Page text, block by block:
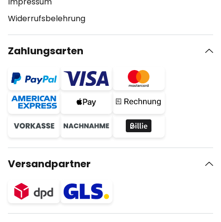
Widerrufsbelehrung
Zahlungsarten
Versandpartner